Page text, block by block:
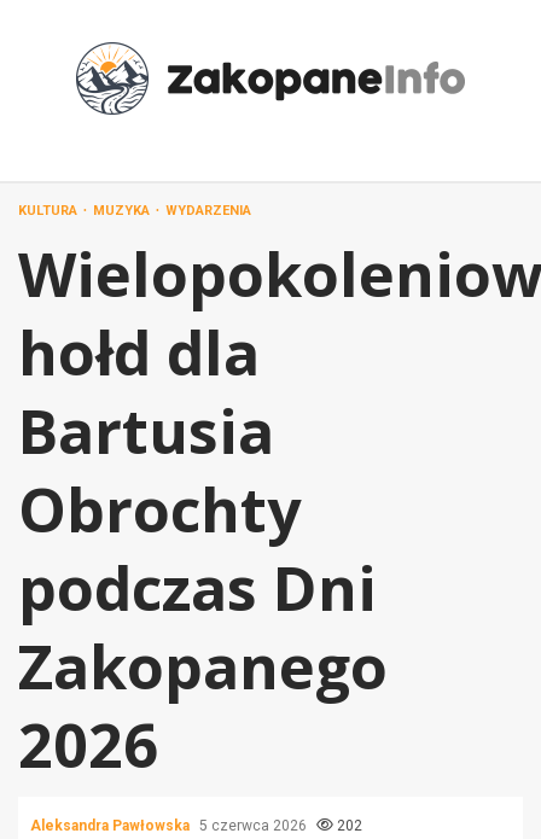
KULTURA MUZYKA WYDARZENIA
hołd dla
Bartusia
Obrochty
podczas Dni
Zakopanego
2026
Aleksandra Pawłowska 5 czerwca 2026 202